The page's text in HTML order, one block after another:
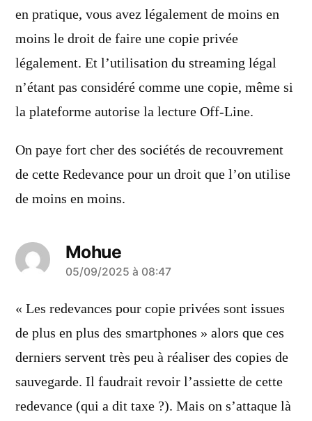
en pratique, vous avez légalement de moins en
moins le droit de faire une copie privée
légalement. Et l’utilisation du streaming légal
n’étant pas considéré comme une copie, même si
la plateforme autorise la lecture Off-Line.
On paye fort cher des sociétés de recouvrement
de cette Redevance pour un droit que l’on utilise
de moins en moins.
Mohue
a
dit :
05/09/2025 à 08:47
« Les redevances pour copie privées sont issues
de plus en plus des smartphones » alors que ces
derniers servent très peu à réaliser des copies de
sauvegarde. Il faudrait revoir l’assiette de cette
redevance (qui a dit taxe ?). Mais on s’attaque là